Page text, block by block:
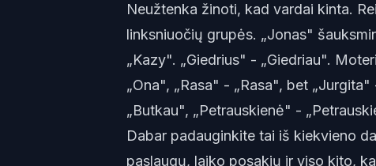
Neužtenka žinoti, kad vardai kinta.
linksniuočių grupės. „Jonas"
„Kazy". „Giedrius" - „Giedriau".
„Ona", „Rasa" - „Rasa", bet
„Butkau", „Petrauskienė" -
Dabar padauginkite tai iš kiekvieno
paslaugų, laiko posakių ir viso kito,